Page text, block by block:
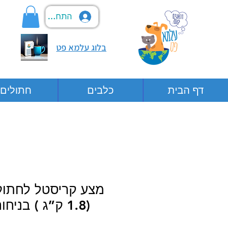
התחבר
בלוג עלמא פט
חתולים כלבים דף הבית
(1.8 ק”ג ) בניחוח לוונדר